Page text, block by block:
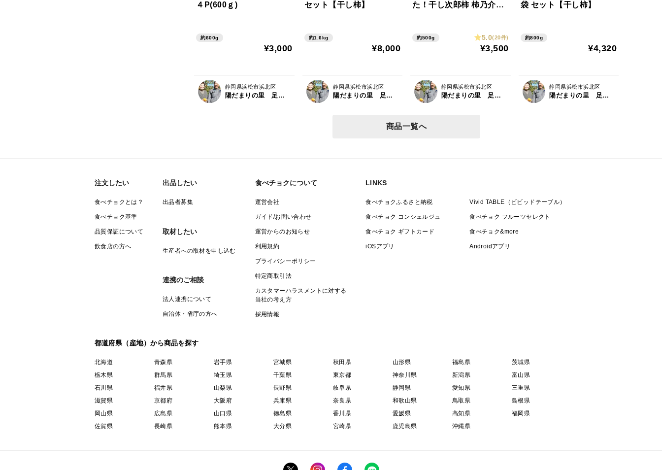
４P(600ｇ)
約600g
¥3,000
静岡県浜松市浜北区
陽だまりの里 足立柿園
セット【干し柿】
約1.6kg
¥8,000
静岡県浜松市浜北区
陽だまりの里 足立柿園
た！干し次郎柿 柿乃介カ
約500g 5.0(20件)
¥3,500
静岡県浜松市浜北区
陽だまりの里 足立柿園
袋 セット【干し柿】
約800g
¥4,320
静岡県浜松市浜北区
陽だまりの里 足立柿園
商品一覧へ
注文したい
食べチョクとは？
食べチョク基準
品質保証について
飲食店の方へ
出品したい
出品者募集
取材したい
生産者への取材を申し込む
連携のご相談
法人連携について
自治体・省庁の方へ
食べチョクについて
運営会社
ガイド/お問い合わせ
運営からのお知らせ
利用規約
プライバシーポリシー
特定商取引法
カスタマーハラスメントに対する
当社の考え方
採用情報
LINKS
食べチョクふるさと納税 Vivid TABLE（ビビッドテーブル）
食べチョク コンシェルジュ 食べチョク フルーツセレクト
食べチョク ギフトカード 食べチョク&more
iOSアプリ Androidアプリ
都道府県（産地）から商品を探す
北海道 青森県 岩手県 宮城県 秋田県 山形県 福島県
茨城県
栃木県
群馬県 埼玉県 千葉県 東京都 神奈川県 新潟県
富山県
石川県
福井県 山梨県 長野県 岐阜県 静岡県 愛知県
三重県
滋賀県
京都府 大阪府 兵庫県 奈良県 和歌山県 鳥取県
島根県
岡山県
広島県 山口県 徳島県 香川県 愛媛県 高知県
福岡県
佐賀県
長崎県 熊本県 大分県 宮崎県 鹿児島県 沖縄県